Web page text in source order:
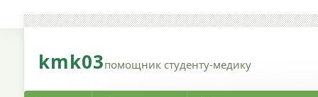
kmk03помощник студенту-медику